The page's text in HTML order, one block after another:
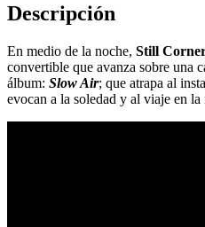
Descripción
En medio de la noche, Still
convertible que avanza sobre una
álbum: Slow Air; que atrapa al
evocan a la soledad y al viaje en la